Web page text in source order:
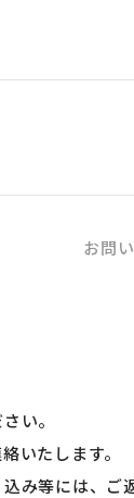
お問
い。
いたします。
み等には、